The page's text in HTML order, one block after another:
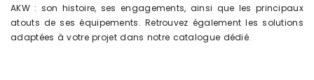
AKW : son histoire, ses engagements, ainsi que les principaux
atouts de ses équipements. Retrouvez également les solutions
adaptées à votre projet dans notre catalogue dédié.